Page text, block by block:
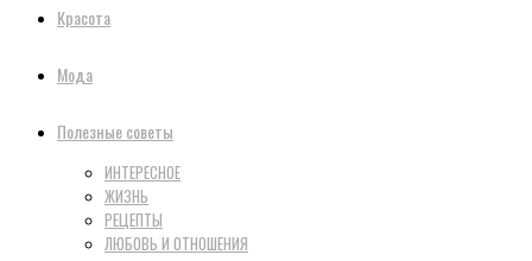
Красота
Мода
Полезные советы
ИНТЕРЕСНОЕ
ЖИЗНЬ
РЕЦЕПТЫ
ЛЮБОВЬ И ОТНОШЕНИЯ